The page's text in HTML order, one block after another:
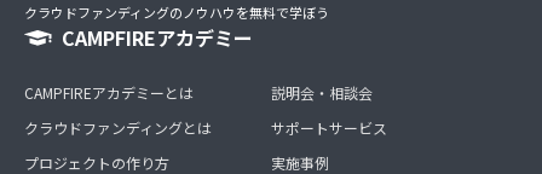
クラウドファンディングのノウハウを無料で学ぼう
CAMPFIREアカデミー
CAMPFIREアカデミーとは
クラウドファンディングとは
プロジェクトの作り方
説明会・相談会
サポートサービス
実施事例